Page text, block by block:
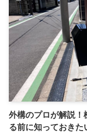
外構のプロが解説！
る前に知っておきた